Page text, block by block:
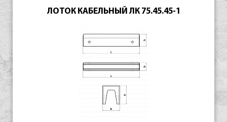
ЛОТОК КАБЕЛЬНЫЙ ЛК 75.45.45-1